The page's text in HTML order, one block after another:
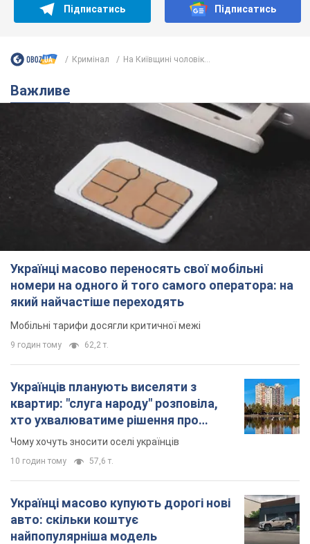
Підписатись Підписатись
Кримінал На Київщині чоловік...
Важливе
Українці масово переносять свої мобільні
номери на одного й того самого оператора: на
який найчастіше переходять
Мобільні тарифи досягли критичної межі
9 годин тому 62,2 т.
Українців планують виселяти з
квартир: "слуга народу" розповіла,
хто ухвалюватиме рішення про
знесення будинків
Чому хочуть зносити оселі українців
10 годин тому 57,6 т.
Українці масово купують дорогі нові
авто: скільки коштує
найпопулярніша модель